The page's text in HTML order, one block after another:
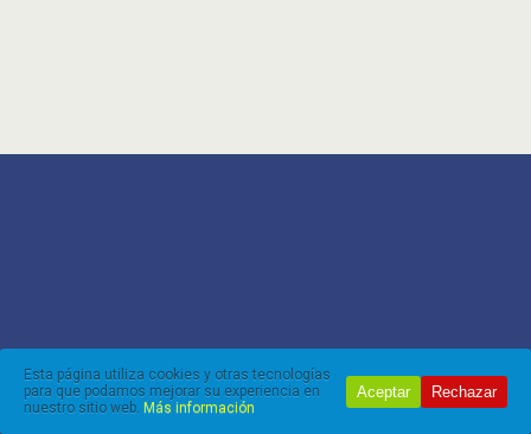
Esta página utiliza cookies y otras tecnologías
para que podamos mejorar su experiencia en
nuestro sitio web. Más información
Aceptar Rechazar